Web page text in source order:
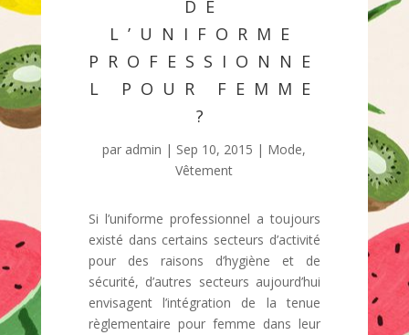
DE
L’UNIFORME
PROFESSIONNE
L POUR FEMME
?
par admin | Sep 10, 2015 | Mode,
Vêtement
Si l’uniforme professionnel a toujours
existé dans certains secteurs d’activité
pour des raisons d’hygiène et de
sécurité, d’autres secteurs aujourd’hui
envisagent l’intégration de la tenue
règlementaire pour femme dans leur